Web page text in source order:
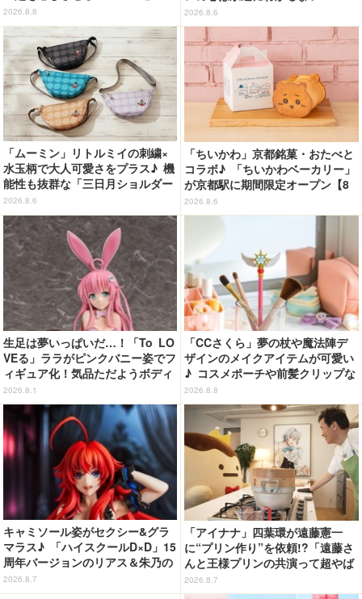
ンプス
2026.8.8
ッ！”や感動のクライマックスを
デザイン
2026.8.6
「ムーミン」リトルミイの刺繍×
水玉柄で大人可愛さをプラス♪ 機
能性も抜群な「三日月ショルダー
バッグ」が新登場
2026.8.6
「ちいかわ」京都銘菓・おたべと
コラボ♪ 「ちいかわベーカリー」
が京都駅に期間限定オープン【8
月13日～】
2026.8.6
生足は夢いっぱいだ…！「To LO
VEる」ララがピンクバニー姿でフ
ィギュア化！気品ただようボディ
に注目
2026.8.1
「CCさくら」夢の杖や魔法陣デ
ザインのメイクアイテムが可愛い
♪ コスメポーチや前髪クリップな
ど…毎日使いたい!!「タイトーく
じ」【8月28日～】
2026.8.8
キャミソール姿がセクシー&グラ
マラス♪ 「ハイスクールD×D」15
周年バージョンのリアス＆朱乃の
フィギュアがリニューアルパッケ
ージで登場！
2026.8.7
「アイナナ」四葉環が遠藤憲一
に“プリン作り”を依頼!?「遠藤さ
んと王様プリンの共演って超やば
くね!?」
2026.8.7